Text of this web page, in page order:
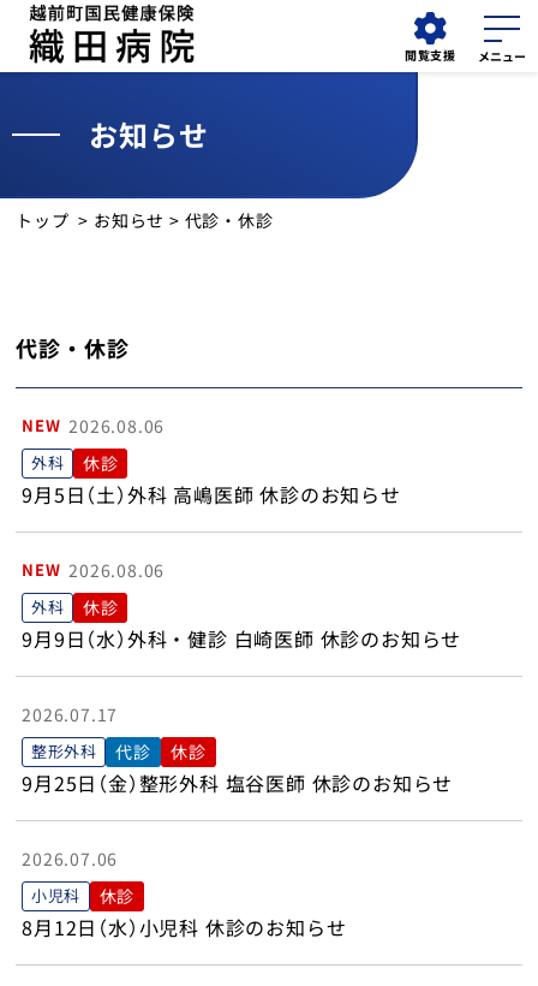
閲覧支援
外来
検索
診療科
診療部門
健診・人間ドック
在宅サービス
越前町児童デイサービスセンターすてっぷ
織田病院について
コラム
医療関係者の方へ
採用情報
お知らせ
トップ > お知らせ > 代診・休診
代診・休診
NEW 2026.08.06
外科 休診
9月5日（土）外科 高嶋医師 休診のお知らせ
NEW 2026.08.06
外科 休診
9月9日（水）外科・健診 白崎医師 休診のお知らせ
2026.07.17
整形外科 代診 休診
9月25日（金）整形外科 塩谷医師 休診のお知らせ
2026.07.06
小児科 休診
8月12日（水）小児科 休診のお知らせ